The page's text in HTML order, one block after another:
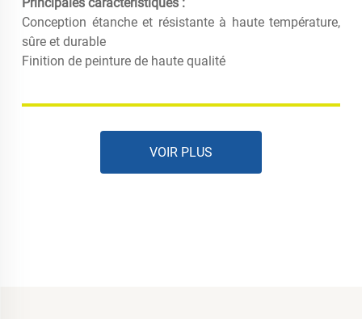
Conception étanche et résistante à haute température,
sûre et durable
Finition de peinture de haute qualité
VOIR PLUS